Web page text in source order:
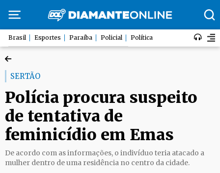
Brasil Esportes Paraíba Policial Política
SERTÃO
Polícia procura suspeito
de tentativa de
feminicídio em Emas
De acordo com as informações, o indivíduo teria atacado a
mulher dentro de uma residência no centro da cidade.